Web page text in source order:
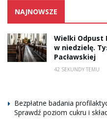
NAJNOWSZE
Wielki Odpust
w niedzielę.
Pacławskiej
42 SEKUNDY TEMU
Bezpłatne badania
Sprawdź poziom cukru i